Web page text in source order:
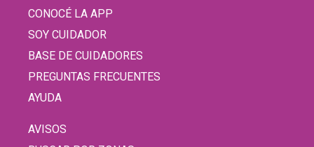
CONOCÉ LA APP
SOY CUIDADOR
BASE DE CUIDADORES
PREGUNTAS FRECUENTES
AYUDA
AVISOS